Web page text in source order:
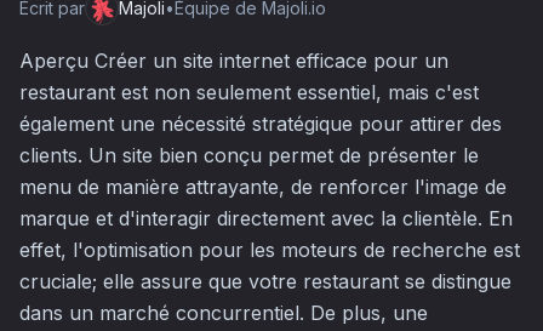
Ecrit par
Majoli•Équipe de Majoli.io
Aperçu Créer un site internet efficace pour un
restaurant est non seulement essentiel, mais c'est
également une nécessité stratégique pour attirer des
clients. Un site bien conçu permet de présenter le
menu de manière attrayante, de renforcer l'image de
marque et d'interagir directement avec la clientèle. En
effet, l'optimisation pour les moteurs de recherche est
cruciale; elle assure que votre restaurant se distingue
dans un marché concurrentiel. De plus, une